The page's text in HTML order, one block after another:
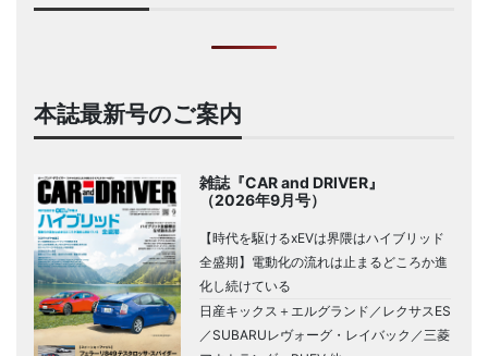
本誌最新号のご案内
雑誌『CAR and DRIVER』
（2026年9月号）
【時代を駆けるxEVは界隈はハイブリッド
全盛期】電動化の流れは止まるどころか進
化し続けている
日産キックス＋エルグランド／レクサスES
／SUBARUレヴォーグ・レイバック／三菱